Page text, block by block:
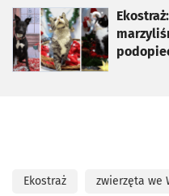
otworzy się w nowej karcie
Ekostraż zwierzęta we